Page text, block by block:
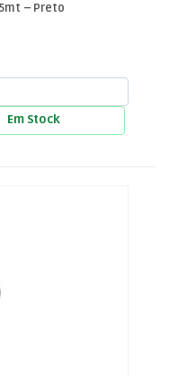
– Preto
Em Stock